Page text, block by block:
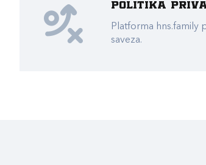
Politika
Platforma hns.family
saveza.